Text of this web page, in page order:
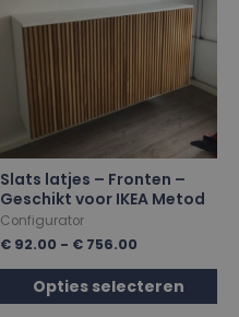
Slats latjes – Fronten –
Geschikt voor IKEA Metod
Configurator
€ 92.00 - € 756.00
Opties selecteren